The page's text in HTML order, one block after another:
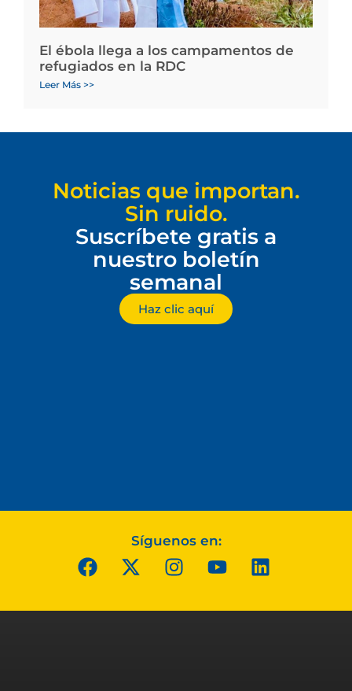
El ébola llega a los campamentos de
refugiados en la RDC
Leer Más >>
Noticias que importan.
Sin ruido.
Suscríbete gratis a
nuestro boletín
semanal
Haz clic aquí
Síguenos en: